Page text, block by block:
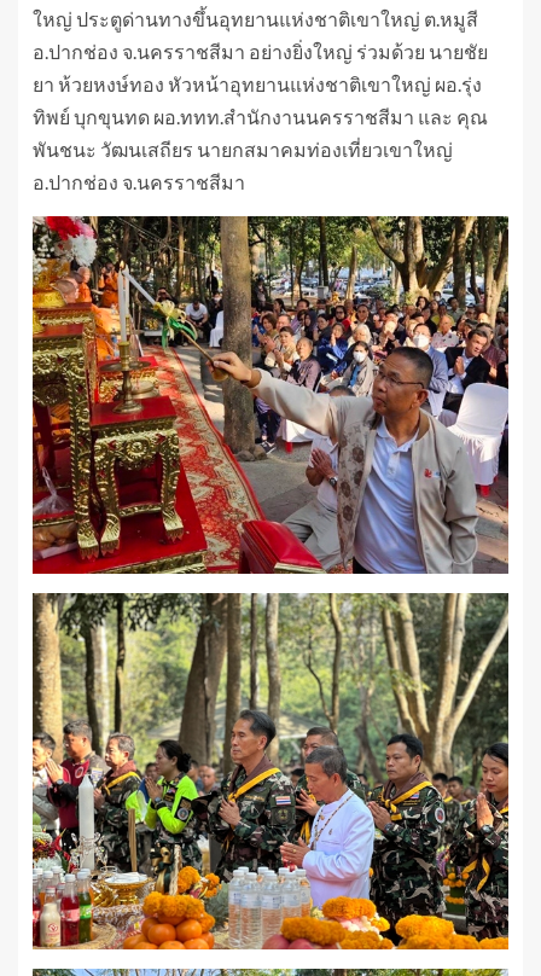
ใหญ่ ประตูด่านทางขึ้นอุทยานแห่งชาติเขาใหญ่ ต.หมูสี
อ.ปากช่อง จ.นครราชสีมา อย่างยิ่งใหญ่ ร่วมด้วย นายชัย
ยา ห้วยหงษ์ทอง หัวหน้าอุทยานแห่งชาติเขาใหญ่ ผอ.รุ่ง
ทิพย์ บุกขุนทด ผอ.ททท.สำนักงานนครราชสีมา และ คุณ
พันชนะ วัฒนเสถียร นายกสมาคมท่องเที่ยวเขาใหญ่
อ.ปากช่อง จ.นครราชสีมา